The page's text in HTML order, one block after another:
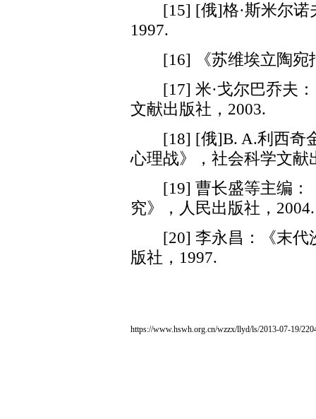
[15] [俄]格·斯米尔诺
1997.
[16] 《苏维埃立陶宛
[17] 米·戈尔巴乔夫：
文献出版社，2003.
[18] [俄]B. A.利西奇
心理战》，社会科学文献
[19] 曹长盛等主编：
究》，人民出版社，2004.
[20] 李永昌：《末代
版社，1997.
https://www.hswh.org.cn/wzzx/llyd/ls/2013-07-19/